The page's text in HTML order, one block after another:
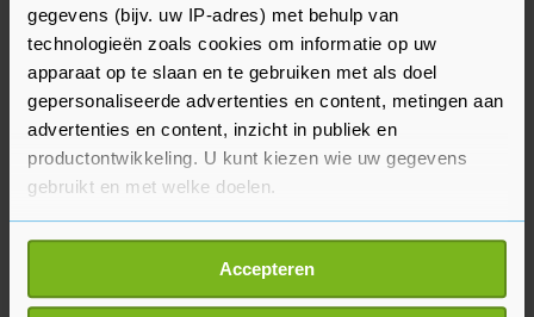
gegevens (bijv. uw IP-adres) met behulp van
technologieën zoals cookies om informatie op uw
apparaat op te slaan en te gebruiken met als doel
gepersonaliseerde advertenties en content, metingen aan
advertenties en content, inzicht in publiek en
productontwikkeling. U kunt kiezen wie uw gegevens
gebruikt en met welke doelen.
Als u het toestaat, willen we ook graag:
Informatie verzamelen over uw geografische
locatie, die tot een paar meter nauwkeurig kan zijn
Accepteren
De particulier van wie O. de klaphamer kocht,
wordt nog strafrechtelijk vervolgd voor het
verkopen van het zelfgemaakte apparaat en het
explosieve poeder.